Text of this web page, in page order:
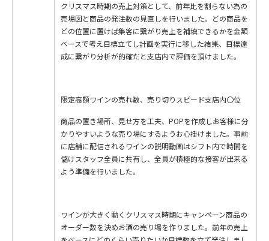
クリスマス時期の売上対策として、前年比を割らない為の
売場図と商品の発注数の見直しを行いました。どの商品を
どの位置に置けば集客に繋がり売上を補填できるかを金額
ベースで考え目標立てし計画を実行に移した結果、目標達
成に繋がり分析が的確だと支店内で評価を頂けました。
限定高額ワインの売れ数、売り切りスピード支店内〇位
商品の置き場所、見せ方を工夫、POPを作成しお客様に分
かりやすいような売り場にするようお心掛けました。事前
に店舗に配信されるワインの説明動画はシフト内で時間を
儲けスタッフ全員に共有し、全員が積極的な接客が出来る
よう準備を行いました。
ワインが大きく動くクリスマス時期にキャンペーン商品の
オーダー数を決めお酒の売り場を作りました。前年の売上